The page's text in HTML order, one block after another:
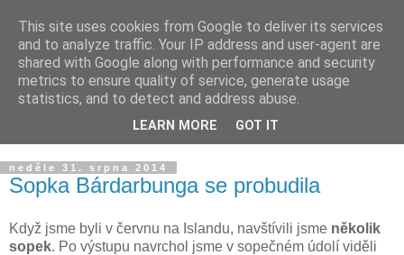
Island 2014 - žádný zájezd,
dovolená na vlastní pěst
3 dny v Berlíně, 16 dní na Islandu, 2 auta a 7 lidí
neděle 31. srpna 2014
Sopka Bárdarbunga se probudila
Když jsme byli v červnu na Islandu, navštívili jsme několik
sopek. Po výstupu navrchol jsme v sopečném údolí viděli
This site uses cookies from Google to deliver its services
and to analyze traffic. Your IP address and user-agent are
shared with Google along with performance and security
metrics to ensure quality of service, generate usage
statistics, and to detect and address abuse.
LEARN MORE GOT IT